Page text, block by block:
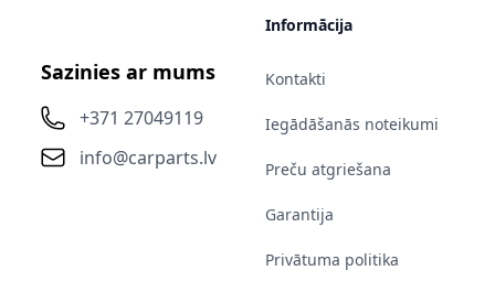
Sazinies ar mums
+371 27049119
info@carparts.lv
Informācija
Kontakti
Iegādāšanās noteikumi
Preču atgriešana
Garantija
Privātuma politika